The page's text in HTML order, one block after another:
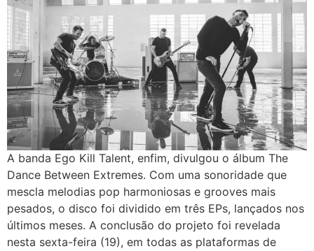
A banda Ego Kill Talent, enfim, divulgou o álbum The
Dance Between Extremes. Com uma sonoridade que
mescla melodias pop harmoniosas e grooves mais
pesados, o disco foi dividido em três EPs, lançados nos
últimos meses. A conclusão do projeto foi revelada
nesta sexta-feira (19), em todas as plataformas de